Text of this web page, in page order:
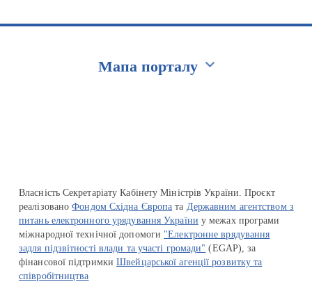
Мапа порталу
Власність Секретаріату Кабінету Міністрів України. Проєкт
реалізованоФондом Східна Європа та Державним агентством з
питань електронного урядування України у межах програми
міжнародної технічної допомоги "Електронне врядування
задля підзвітності влади та участі громади" (EGAP), за
фінансової підтримкиШвейцарської агенції розвитку та
співробітництва